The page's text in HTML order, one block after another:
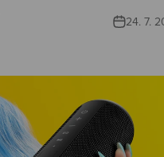
24. 7.